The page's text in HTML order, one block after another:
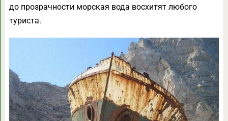
до прозрачности морская вода восхитят любого
туриста.